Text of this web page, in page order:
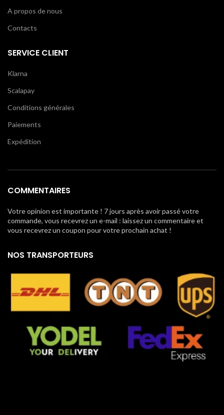
A propos de nous
Contacts
SERVICE CLIENT
Klarna
Scalapay
Conditions générales
Paiements
Expédition
COMMENTAIRES
Votre opinion est importante ! 7 jours après avoir passé votre
commande, vous recevrez un e-mail : laissez un commentaire et
vous recevrez un coupon pour votre prochain achat !
NOS TRANSPORTEURS